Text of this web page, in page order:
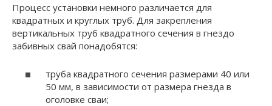
Процесс установки немного различается для
квадратных и круглых труб. Для закрепления
вертикальных труб квадратного сечения в гнездо
забивных свай понадобятся:
труба квадратного сечения размерами 40 или
50 мм, в зависимости от размера гнезда в
оголовке сваи;